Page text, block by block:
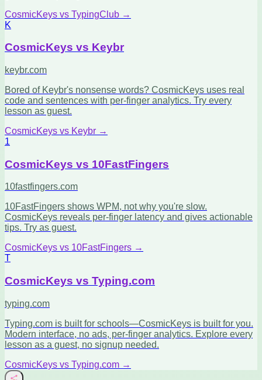
CosmicKeys vs TypingClub →
K
CosmicKeys vs Keybr
keybr.com
Bored of Keybr's nonsense words? CosmicKeys uses real
code and sentences with per-finger analytics. Try every
lesson as guest.
CosmicKeys vs Keybr →
1
CosmicKeys vs 10FastFingers
10fastfingers.com
10FastFingers shows WPM, not why you're slow.
CosmicKeys reveals per-finger latency and gives actionable
tips. Try as guest.
CosmicKeys vs 10FastFingers →
T
CosmicKeys vs Typing.com
typing.com
Typing.com is built for schools—CosmicKeys is built for you.
Modern interface, no ads, per-finger analytics. Explore every
lesson as a guest, no signup needed.
CosmicKeys vs Typing.com →